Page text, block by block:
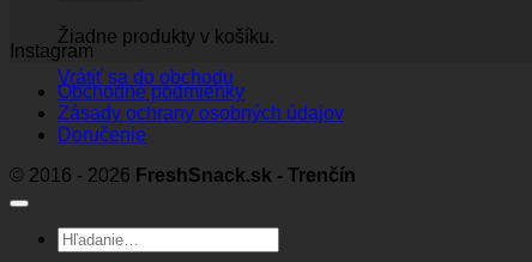
Žiadne produkty v košíku.
Vrátiť sa do obchodu
Instagram
Obchodné podmienky
Zásady ochrany osobných údajov
Doručenie
© 2016 - 2026 FreshSnack.sk - Trenčín
Hľadať: